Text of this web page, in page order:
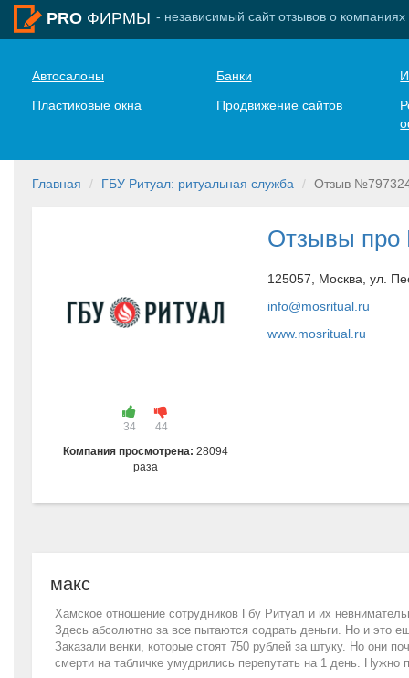
PRO ФИРМЫ - независимый сайт отзывов о компаниях
Автосалоны Банки
Пластиковые окна
Продвижение сайтов
Главная ГБУ Ритуал: ритуальная служба Отзыв
34
44
Компания просмотрена: 28094
раза
Отзывы про
125057, Москва, ул.
info@mosritual.ru
www.mosritual.ru
макс
Хамское отношение сотрудников Гбу Ритуал и их
Здесь абсолютно за все пытаются содрать деньги. Но и это
Заказали венки, которые стоят 750 рублей за штуку. Но они
смерти на табличке умудрились перепутать на 1 день.